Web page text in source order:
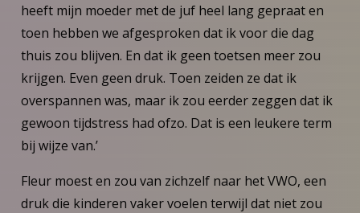
heeft mijn moeder met de juf heel lang gepraat en
toen hebben we afgesproken dat ik voor die dag
thuis zou blijven. En dat ik geen toetsen meer zou
krijgen. Even geen druk. Toen zeiden ze dat ik
overspannen was, maar ik zou eerder zeggen dat ik
gewoon tijdstress had ofzo. Dat is een leukere term
bij wijze van.’
Fleur moest en zou van zichzelf naar het VWO, een
druk die kinderen vaker voelen terwijl dat niet zou